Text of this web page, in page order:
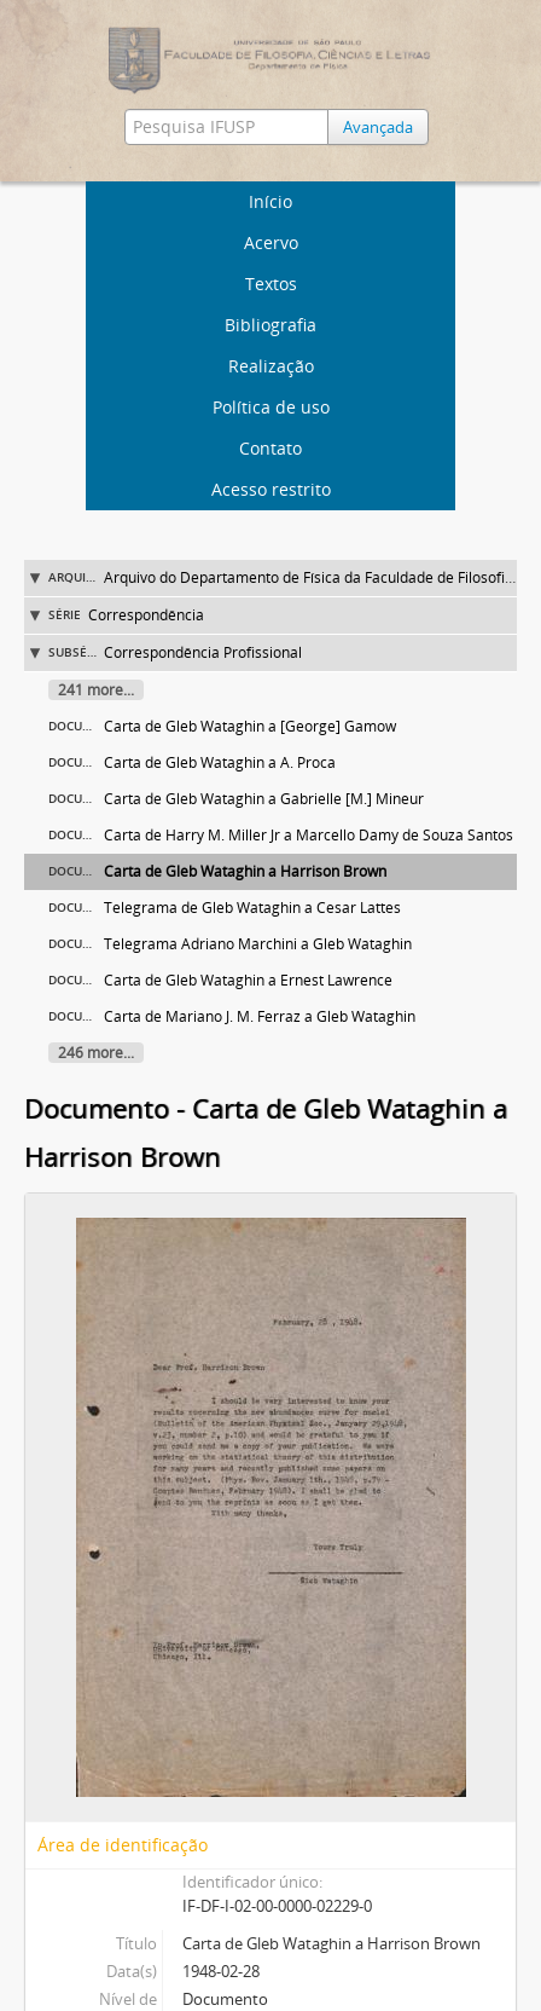
Avançada
Início
Acervo
Textos
Bibliografia
Realização
Política de uso
Contato
Acesso restrito
ARQUIVO Arquivo do Departamento de Física da Faculdade de Filosofia (FFLC)
SÉRIE Correspondência
SUBSÉRIE Correspondência Profissional
241 more...
DOCUMENTO Carta de Gleb Wataghin a [George] Gamow
DOCUMENTO Carta de Gleb Wataghin a A. Proca
DOCUMENTO Carta de Gleb Wataghin a Gabrielle [M.] Mineur
DOCUMENTO Carta de Harry M. Miller Jr a Marcello Damy de Souza Santos
DOCUMENTO Carta de Gleb Wataghin a Harrison Brown
DOCUMENTO Telegrama de Gleb Wataghin a Cesar Lattes
DOCUMENTO Telegrama Adriano Marchini a Gleb Wataghin
DOCUMENTO Carta de Gleb Wataghin a Ernest Lawrence
DOCUMENTO
Carta de Mariano J. M. Ferraz a Gleb Wataghin
246 more...
Documento - Carta de Gleb Wataghin a
Harrison Brown
Área de identificação
Identificador único
IF-DF-I-02-00-0000-02229-0
Título
Carta de Gleb Wataghin a Harrison Brown
Data(s)
1948-02-28
Nível de
Documento